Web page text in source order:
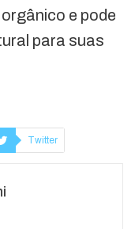
e pode
para suas
Twitter